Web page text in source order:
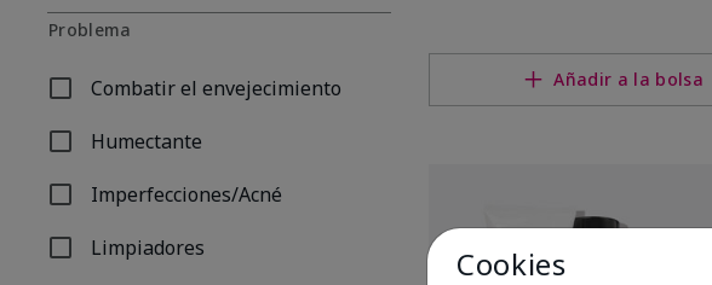
Problema
Combatir el envejecimiento
Refinar por Problema: Combatir el envejecimiento
Humectante
Refinar por Problema: Humectante
Imperfecciones/Acné
Refinar por Problema: Imperfecciones/Acné
Limpiadores
Refinar por Problema: Limpiadores
Añadir a la bolsa
Cookies